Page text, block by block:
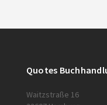
Quotes
Waitzstraße 16